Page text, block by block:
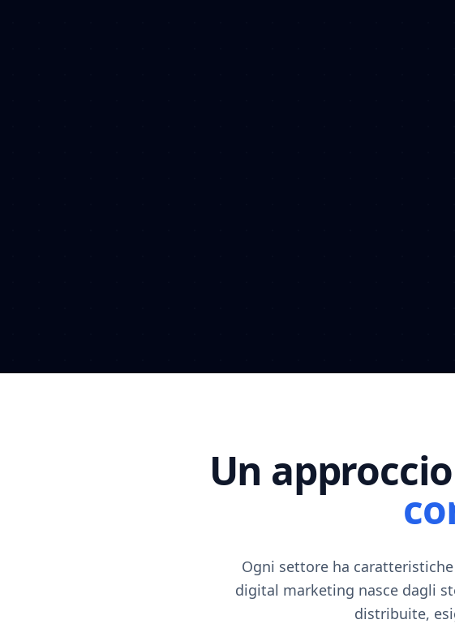
Un
Ogni settore ha
digital marketing nasce dagli
distribuite,